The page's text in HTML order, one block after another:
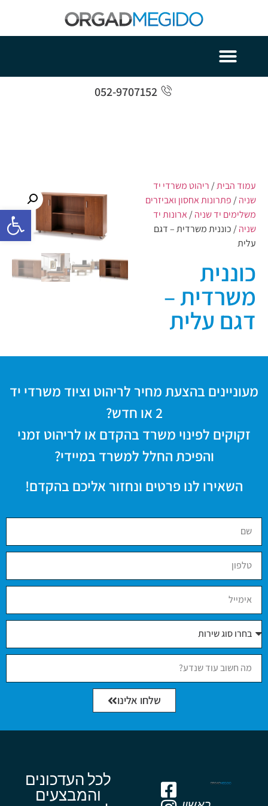
פתח
052-9707152
עמוד הבית/ ריהוט משרדי יד
שניה/ פתרונות אחסון ואביזרים
משלימים יד שניה/ ארונות יד
שניה/ כוננית משרדית – דגם
עלית
כוננית
משרדית –
דגם עלית
מעוניינים בהצעת מחיר לריהוט וציוד משרדי יד
2 או חדש?
זקוקים לפינוי משרד בהקדם או לריהוט זמני
והפיכת החלל למשרד במיידי?
השאירו לנו פרטים ונחזור אליכם בהקדם!
שלחו אלינו
לכל העדכונים
והמבצעים